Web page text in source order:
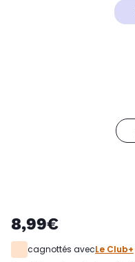
8,99€
cagnottés avecLe Club+